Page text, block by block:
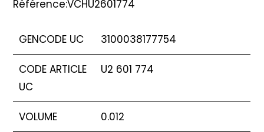
Référence:VCHU2601774
GENCODE UC 3100038177754
CODE ARTICLE
UC
U2 601 774
VOLUME 0.012